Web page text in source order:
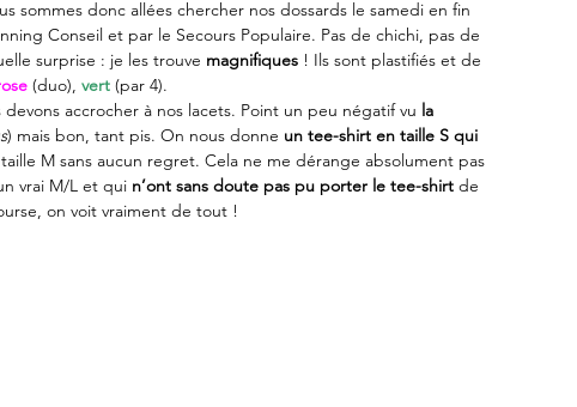
sommes donc allées chercher nos dossards le samedi en fin
Conseil et par le Secours Populaire. Pas de chichi, pas de
surprise : je les trouve magnifiques ! Ils sont plastifiés et de
(duo), vert (par 4).
accrocher à nos lacets. Point un peu négatif vu la
) mais bon, tant pis. On nous donne un tee-shirt en taille S qui
M sans aucun regret. Cela ne me dérange absolument pas
vrai M/L et qui n’ont sans doute pas pu porter le tee-shirt de
on voit vraiment de tout !